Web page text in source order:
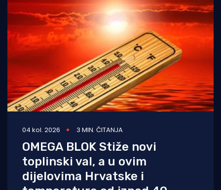
04 kol. 2026 3 MIN. ČITANJA
OMEGA BLOK Stiže novi
toplinski val, a u ovim
dijelovima Hrvatske i